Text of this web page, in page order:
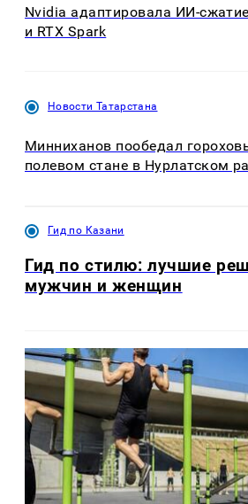
Nvidia адаптировала ИИ-
и RTX Spark
Новости Татарстана
Минниханов пообедал
полевом стане в Нурлатском
Гид по Казани
Гид по стилю: лучшие
мужчин и женщин